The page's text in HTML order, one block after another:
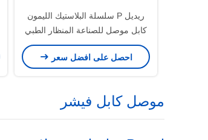
ريديل P سلسلة البلاستيك الليمون
كابل موصل للصناعة المنظار الطبي
موصل
احصل على افضل سعر
موصل كابل فيشر